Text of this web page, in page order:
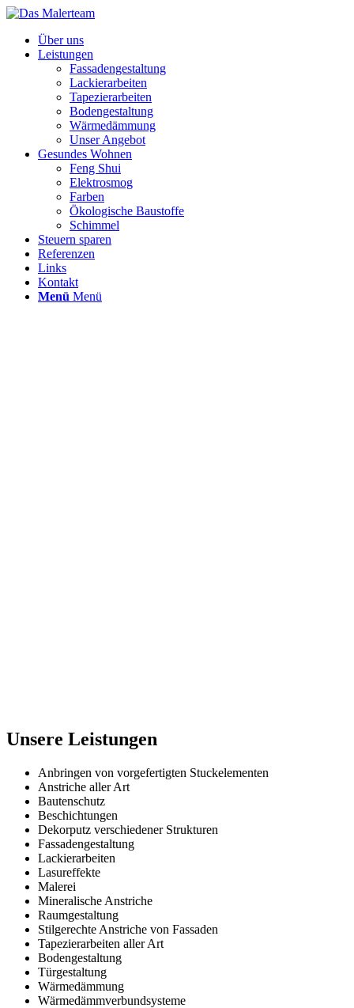
Über uns
Leistungen
Fassadengestaltung
Lackierarbeiten
Tapezierarbeiten
Bodengestaltung
Wärmedämmung
Unser Angebot
Gesundes Wohnen
Feng Shui
Elektrosmog
Farben
Ökologische Baustoffe
Schimmel
Steuern sparen
Referenzen
Links
Kontakt
Menü Menü
Unsere Leistungen
Anbringen von vorgefertigten Stuckelementen
Anstriche aller Art
Bautenschutz
Beschichtungen
Dekorputz verschiedener Strukturen
Fassadengestaltung
Lackierarbeiten
Lasureffekte
Malerei
Mineralische Anstriche
Raumgestaltung
Stilgerechte Anstriche von Fassaden
Tapezierarbeiten aller Art
Bodengestaltung
Türgestaltung
Wärmedämmung
Wärmedämmverbundsysteme